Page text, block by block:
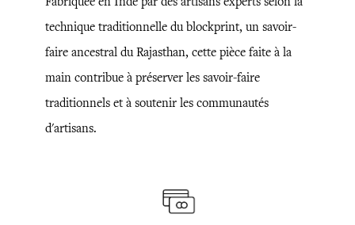
technique traditionnelle du blockprint, un savoir-
faire ancestral du Rajasthan, cette pièce faite à la
main contribue à préserver les savoir-faire
traditionnels et à soutenir les communautés
d'artisans.